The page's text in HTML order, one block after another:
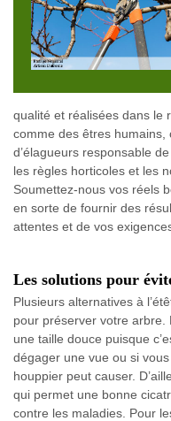
qualité et réalisées dans le
comme des êtres humains,
d’élagueurs responsable
les règles horticoles et les
Soumettez-nous vos réels
en sorte de fournir des
attentes et de vos
Les solutions pour
Plusieurs alternatives à
pour préserver votre
une taille douce puisque
dégager une vue ou si
houppier peut causer.
qui permet une bonne
contre les maladies. Pour